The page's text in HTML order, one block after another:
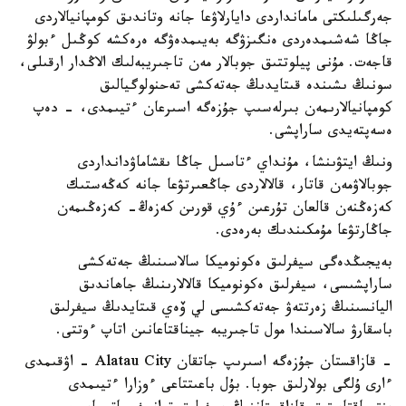
جەرگىلىكتى مامانداردى دايارلاۋعا جانە وتاندىق كومپانيالاردى
جاڭا شەشىمدەردى ەنگىزۋگە بەيىمدەۋگە ەرەكشە كوڭىل ءبولۋ
قاجەت. مۇنى پيلوتتىق جوبالار مەن تاجىريبەلىك الاڭدار ارقىلى،
سونىڭ ىشىندە قىتايدىڭ جەتەكشى تەحنولوگيالىق
كومپانيالارىمەن بىرلەسىپ جۇزەگە اسىرعان ءتيىمدى، - دەپ
ەسەپتەيدى ساراپشى.
ونىڭ ايتۋىنشا، مۇنداي ءتاسىل جاڭا ىقشاماۋدانداردى
جوبالاۋمەن قاتار، قالالاردى جاڭعىرتۋعا جانە كەڭەستىك
كەزەڭنەن قالعان تۇرعىن ءۇي قورىن كەزەڭ- كەزەڭىمەن
جاڭارتۋعا مۇمكىندىك بەرەدى.
بەيجىڭدەگى سيفرلىق ەكونوميكا سالاسىنىڭ جەتەكشى
ساراپشىسى، سيفرلىق ەكونوميكا قالالارىنىڭ جاھاندىق
اليانسىنىڭ زەرتتەۋ جەتەكشىسى لي ۆەي قىتايدىڭ سيفرلىق
باسقارۋ سالاسىندا مول تاجىريبە جيناقتاعانىن اتاپ ءوتتى.
- قازاقستان جۇزەگە اسىرىپ جاتقان Alatau City - اۋقىمدى
ءارى ۇلگى بولارلىق جوبا. بۇل باعىتتاعى ءوزارا ءتيىمدى